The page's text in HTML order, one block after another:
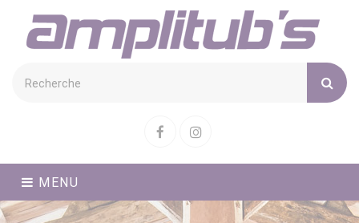
FacebookInstagram
MENU
Cookies management panel